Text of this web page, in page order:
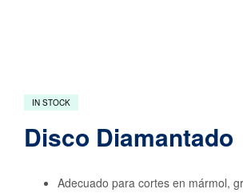
IN STOCK
Disco Diamantado
Adecuado para cortes en mármol,